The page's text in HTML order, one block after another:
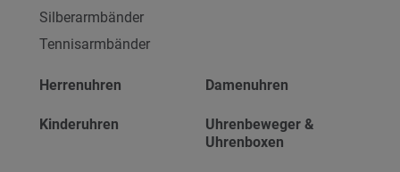
Silberarmbänder
Tennisarmbänder
Herrenuhren Damenuhren
Kinderuhren
Uhrenbeweger &
Uhrenboxen